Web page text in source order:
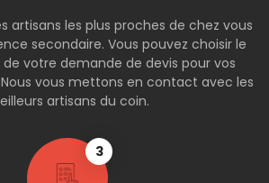
artisans les plus proches de chez vous
secondaire. Vous pouvez choisir le
votre demande de devis pour vos
vous mettons en contact avec les
artisans du coin.
3